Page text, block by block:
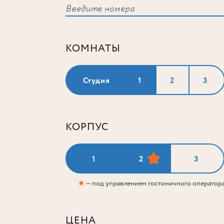
КОМНАТЫ
Студия 1 2 3
КОРПУС
1 2 3
★— под управлением гостиничного
ЦЕНА